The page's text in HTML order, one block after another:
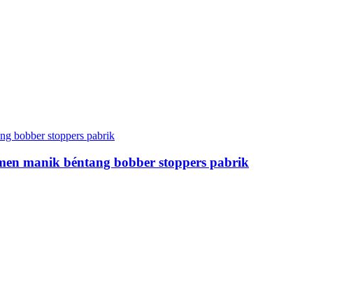
manik béntang bobber stoppers pabrik